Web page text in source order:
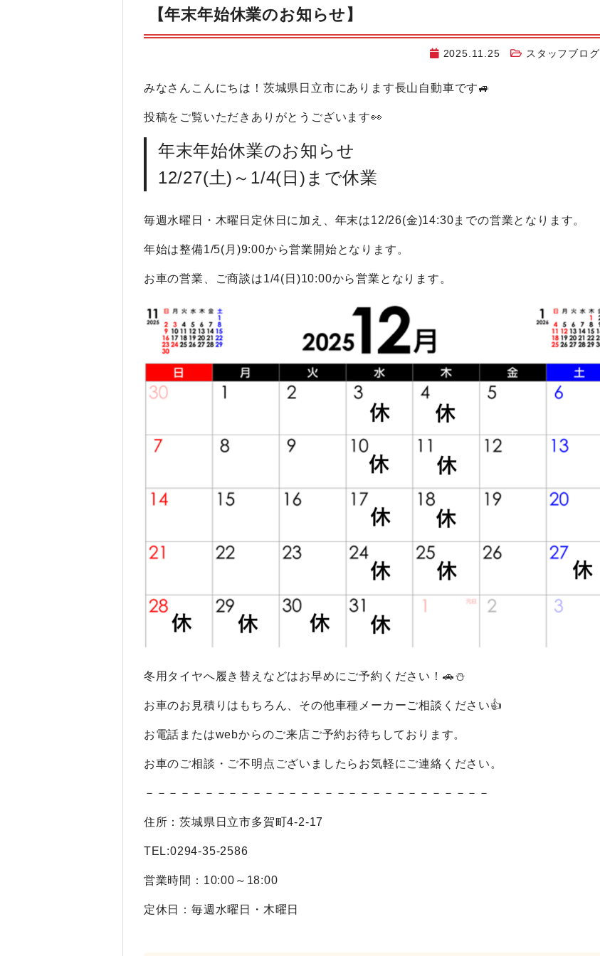
【年末年始休業のお知らせ】
2025.11.25 スタッフブログ
みなさんこんにちは！茨城県日立市にあります長山自動車です🚙
投稿をご覧いただきありがとうございます👀
年末年始休業のお知らせ
12/27(土)～1/4(日)まで休業
毎週水曜日・木曜日定休日に加え、年末は12/26(金)14:30までの営業となります。
年始は整備1/5(月)9:00から営業開始となります。
お車の営業、ご商談は1/4(日)10:00から営業となります。
冬用タイヤへ履き替えなどはお早めにご予約ください！🚗⛄
お車のお見積りはもちろん、その他車種メーカーご相談ください👍
お電話またはwebからのご来店ご予約お待ちしております。
お車のご相談・ご不明点ございましたらお気軽にご連絡ください。
－－－－－－－－－－－－－－－－－－－－－－－－－－－－－
住所：茨城県日立市多賀町4-2-17
TEL:0294-35-2586
営業時間：10:00～18:00
定休日：毎週水曜日・木曜日